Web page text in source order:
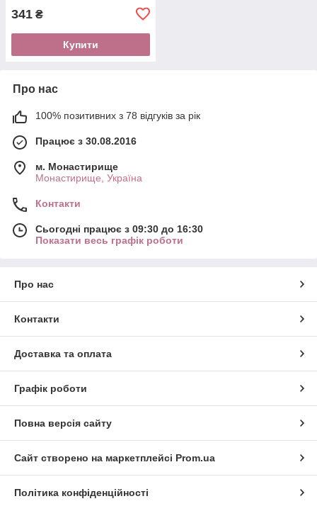
341 ₴
Купити
Про нас
100% позитивних з 78 відгуків за рік
Працює з 30.08.2016
м. Монастирище
Монастирище, Україна
Контакти
Сьогодні працює з 09:30 до 16:30
Показати весь графік роботи
Про нас
Контакти
Доставка та оплата
Графік роботи
Повна версія сайту
Сайт створено на маркетплейсі Prom.ua
Політика конфіденційності